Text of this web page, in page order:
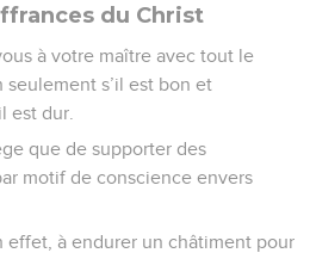
du Christ
à votre maître avec tout le
s’il est bon et
est dur.
que de supporter des
motif de conscience envers
effet, à endurer un châtiment pour